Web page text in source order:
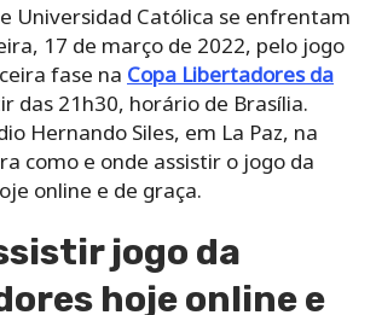
Universidad Católica se enfrentam
17 de março de 2022, pelo jogo
fase na Copa Libertadores da
das 21h30, horário de Brasília.
Hernando Siles, em La Paz, na
como e onde assistir o jogo da
online e de graça.
jogo da
hoje online e